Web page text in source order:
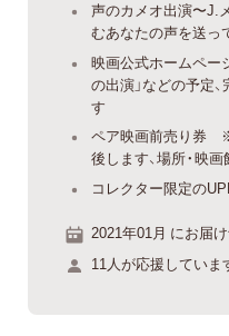
声のカメオ出演〜J.
むあなたの声を送っ
映画公式ホームペ
の出演」などの予定
す
ペア映画前売り券
後します、場所・映
コレクター限定の
2021年01月 にお届け
11人が応援していま